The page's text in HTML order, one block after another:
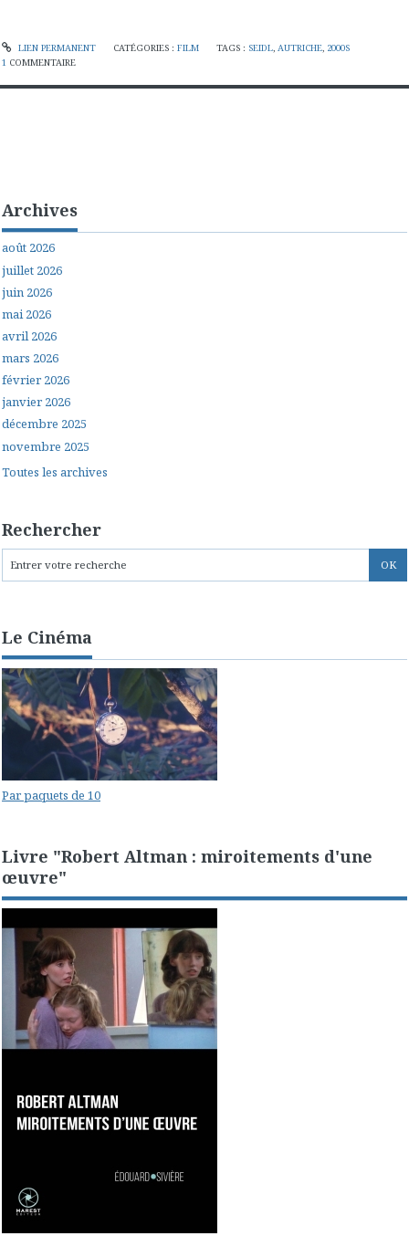
LIEN PERMANENT CATÉGORIES : FILM TAGS : SEIDL,AUTRICHE, 2000S
1 COMMENTAIRE
Archives
août 2026
juillet 2026
juin 2026
mai 2026
avril 2026
mars 2026
février 2026
janvier 2026
décembre 2025
novembre 2025
Toutes les archives
Rechercher
Le Cinéma
Par paquets de 10
Livre "Robert Altman : miroitements d'une
œuvre"